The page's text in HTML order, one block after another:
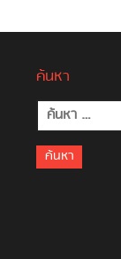
ค้นหา
ค้นหา
สำหรับ: